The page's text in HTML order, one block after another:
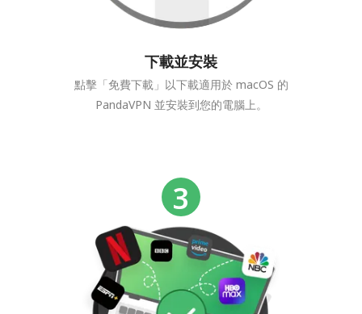
下載並安裝
點擊「免費下載」以下載適用於 macOS 的
PandaVPN 並安裝到您的電腦上。